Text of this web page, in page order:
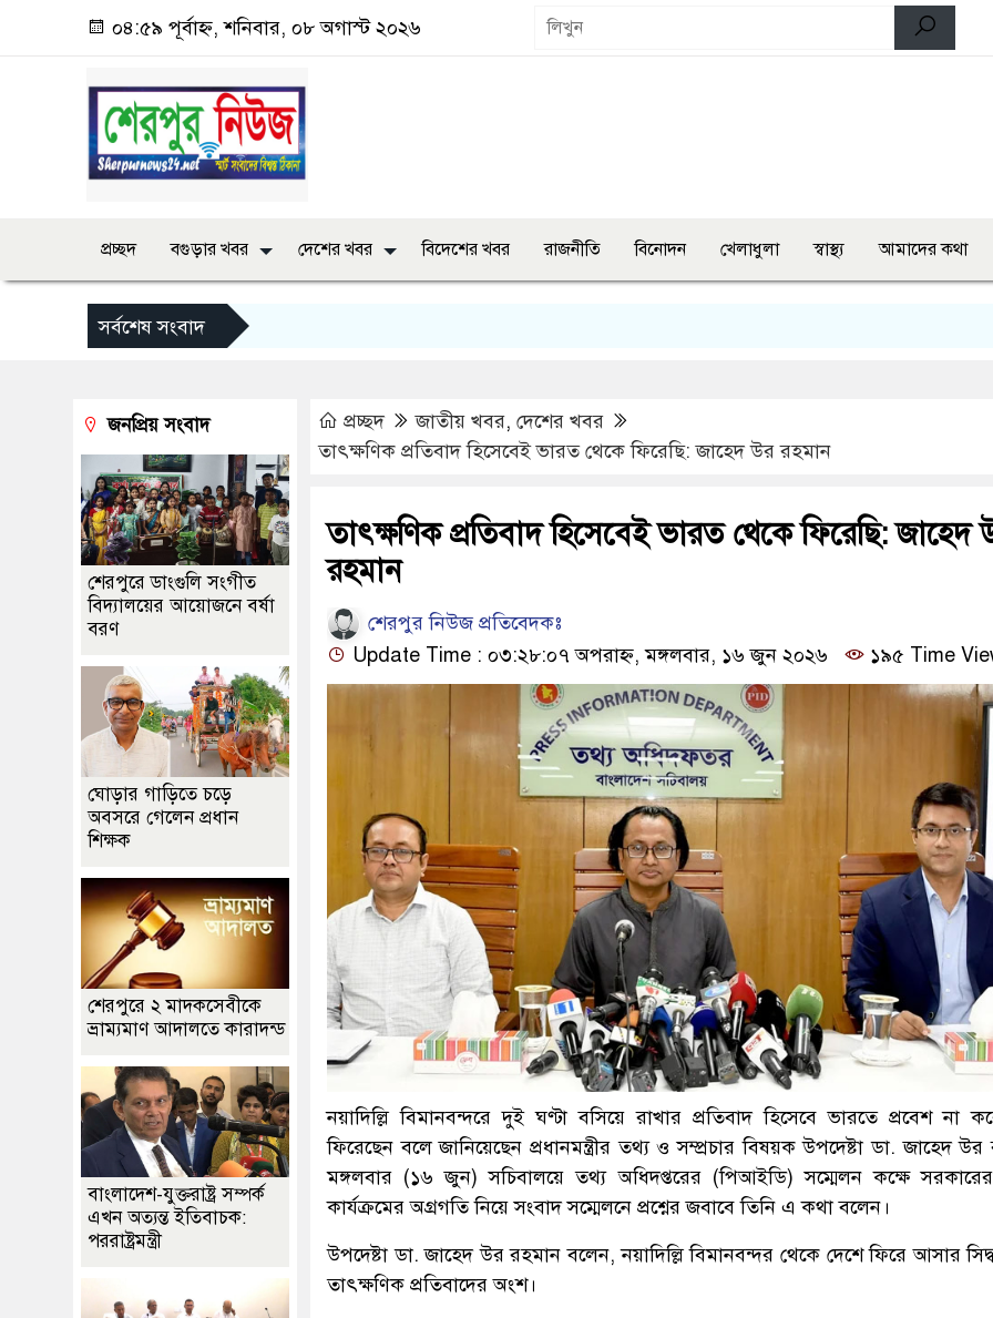
০৪:৫৯ পূর্বাহ্ন, শনিবার, ০৮ অগাস্ট ২০২৬
প্রচ্ছদ বগুড়ার খবর দেশের খবর বিদেশের খবর রাজনীতি বিনোদন খেলাধুলা স্বাস্থ্য আমাদের কথা
সর্বশেষ সংবাদ
প্রচ্ছদ জাতীয় খবর, দেশের খবর
তাৎক্ষণিক প্রতিবাদ হিসেবেই ভারত থেকে ফিরেছি: জাহেদ উর রহমান
তাৎক্ষণিক প্রতিবাদ হিসেবেই ভারত থেকে ফিরেছি: জাহেদ
রহমান
শেরপুর নিউজ প্রতিবেদকঃ
Update Time : ০৩:২৮:০৭ অপরাহ্ন, মঙ্গলবার, ১৬ জুন ২০২৬
১৯৫ Time
নয়াদিল্লি বিমানবন্দরে দুই ঘণ্টা বসিয়ে রাখার প্রতিবাদ হিসেবে ভারতে প্রবেশ না
ফিরেছেন বলে জানিয়েছেন প্রধানমন্ত্রীর তথ্য ও সম্প্রচার বিষয়ক উপদেষ্টা ডা. জাহেদ উর
মঙ্গলবার (১৬ জুন) সচিবালয়ে তথ্য অধিদপ্তরের (পিআইডি) সম্মেলন কক্ষে সরকারের
কার্যক্রমের অগ্রগতি নিয়ে সংবাদ সম্মেলনে প্রশ্নের জবাবে তিনি এ কথা বলেন।
উপদেষ্টা ডা. জাহেদ উর রহমান বলেন, নয়াদিল্লি বিমানবন্দর থেকে দেশে ফিরে আসার
তাৎক্ষণিক প্রতিবাদের অংশ।
জনপ্রিয় সংবাদ
শেরপুরে ডাংগুলি সংগীত
বিদ্যালয়ের আয়োজনে বর্ষা
বরণ
ঘোড়ার গাড়িতে চড়ে
অবসরে গেলেন প্রধান
শিক্ষক
শেরপুরে ২ মাদকসেবীকে
ভ্রাম্যমাণ আদালতে কারাদন্ড
বাংলাদেশ-যুক্তরাষ্ট্র সম্পর্ক
এখন অত্যন্ত ইতিবাচক:
পররাষ্ট্রমন্ত্রী